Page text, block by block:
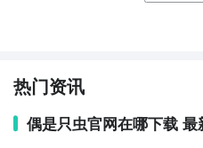
生活》《萌猫公园》《堆叠
具有“拟人化小生物”“治愈系
热门资讯
偶是只虫官网在哪下载